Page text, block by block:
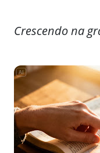
Crescendo na